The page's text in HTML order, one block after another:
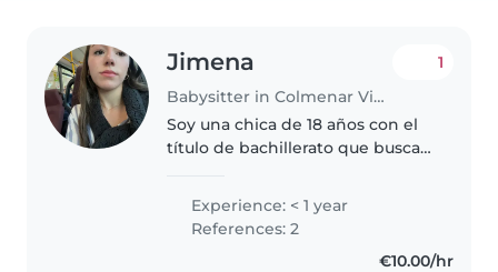
Jimena
Babysitter in Colmenar Viejo
1
Soy una chica de 18 años con el
título de bachillerato que busca
haciendo que los peques se lo
pasen genial. Me encanta jugar
con ellos, soy muy responsable,..
Experience: < 1 year
References: 2
€10.00/hr